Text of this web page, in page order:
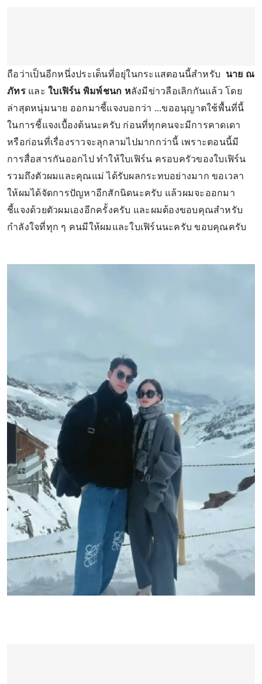
ถือว่าเป็นอีกหนึ่งประเด็นที่อยุ่ในกระแสตอนนี้สำหรับ นาย ณ
ภัทรและ ใบเฟิร์น พิมพ์ชนก หลังมีข่าวลือเลิกกันแล้ว โดย
ล่าสุดหนุ่มนาย ออกมาชี้แจงบอกว่า ...ขออนุญาตใช้พื้นที่นี้
ในการชี้แจงเบื้องต้นนะครับ ก่อนที่ทุกคนจะมีการคาดเดา
หรือก่อนที่เรื่องราวจะลุกลามไปมากกว่านี้ เพราะตอนนี้มี
การสื่อสารกันออกไป ทำให้ใบเฟิร์น ครอบครัวของใบเฟิร์น
รวมถึงตัวผมและคุณแม่ ได้รับผลกระทบอย่างมาก ขอเวลา
ให้ผมได้จัดการปัญหาอีกสักนิดนะครับ แล้วผมจะออกมา
ชี้แจงด้วยตัวผมเองอีกครั้งครับ และผมต้องขอบคุณสำหรับ
กำลังใจที่ทุก ๆ คนมีให้ผมและใบเฟิร์นนะครับ ขอบคุณครับ